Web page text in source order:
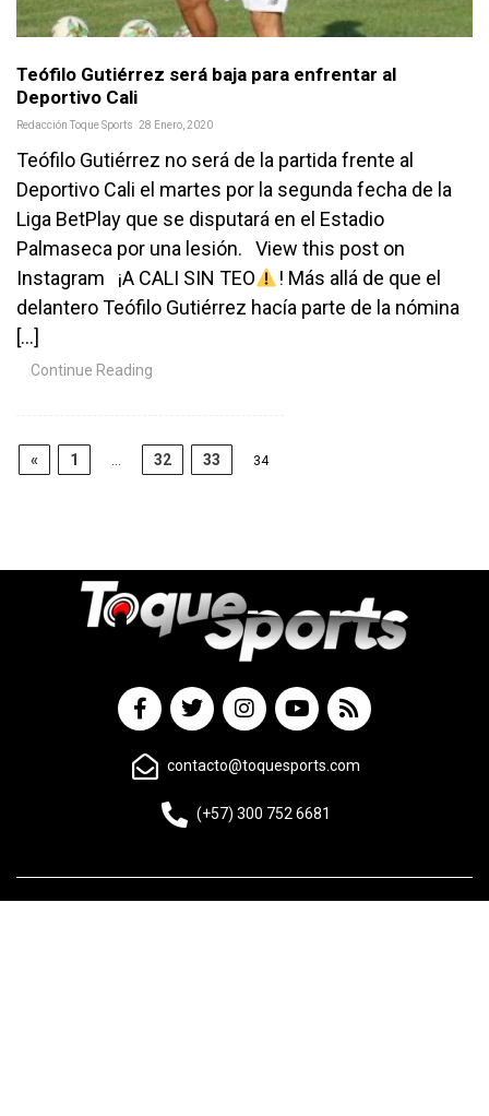
Teófilo Gutiérrez será baja para enfrentar al
Deportivo Cali
Redacción Toque Sports 28 Enero, 2020
Teófilo Gutiérrez no será de la partida frente al
Deportivo Cali el martes por la segunda fecha de la
Liga BetPlay que se disputará en el Estadio
Palmaseca por una lesión. View this post on
Instagram ¡A CALI SIN TEO
! Más allá de que el
delantero Teófilo Gutiérrez hacía parte de la nómina
[…]
Continue Reading
« 1 32 33 34
contacto@toquesports.com
(+57) 300 752 6681